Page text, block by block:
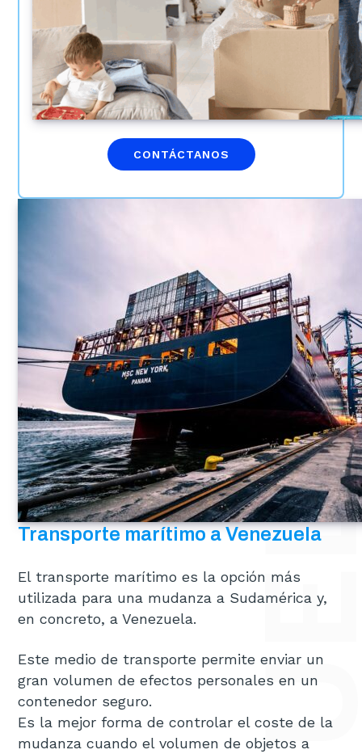
CONTÁCTANOS
Transporte marítimo a Venezuela
El transporte marítimo es la opción más
utilizada para una mudanza a Sudamérica y,
en concreto, a Venezuela.
Este medio de transporte permite enviar un
gran volumen de efectos personales en un
contenedor seguro.
Es la mejor forma de controlar el coste de la
mudanza cuando el volumen de objetos a